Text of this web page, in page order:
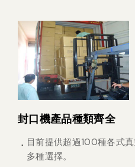
封口機產品種類齊全
目前提供超過100種各式
多種選擇。